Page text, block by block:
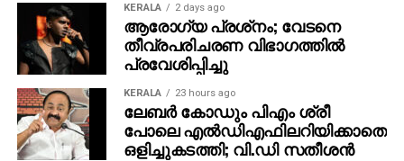
KERALA 2 days ago
ആരോഗ്യ പ്രശ്‌നം; വേടനെ
തീവ്രപരിചരണ വിഭാഗത്തില്‍
പ്രവേശിപ്പിച്ചു
KERALA 23 hours ago
ലേബര്‍ കോഡും പിഎം ശ്രീ
പോലെ എല്‍ഡിഎഫിലറിയിക്കാതെ
ഒളിച്ചുകടത്തി; വി.ഡി സതീശന്‍